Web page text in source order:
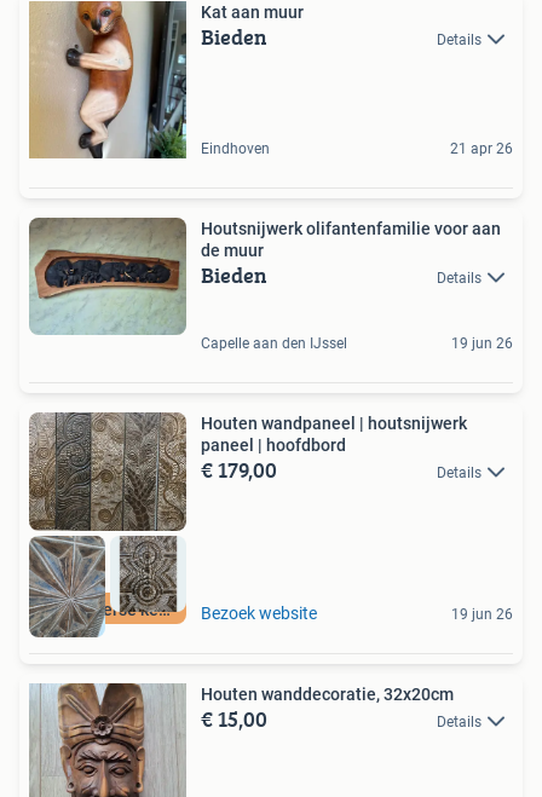
Kat aan muur
Bieden Details
Eindhoven 21 apr 26
Houtsnijwerk olifantenfamilie voor aan
de muur
Bieden Details
Capelle aan den IJssel 19 jun 26
Hele diverse keus
Houten wandpaneel | houtsnijwerk
paneel | hoofdbord
€ 179,00 Details
Bezoek website 19 jun 26
Houten wanddecoratie, 32x20cm
€ 15,00 Details